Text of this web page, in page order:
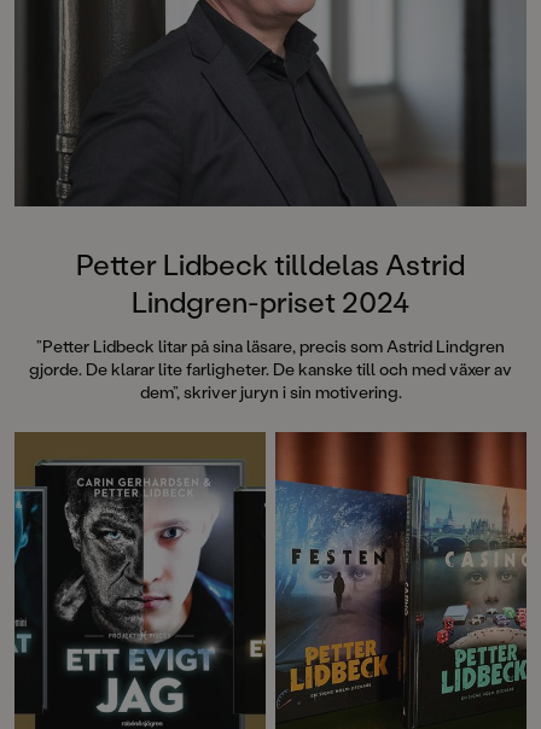
Petter Lidbeck tilldelas Astrid
Lindgren-priset 2024
”Petter Lidbeck litar på sina läsare, precis som Astrid Lindgren
gjorde. De klarar lite farligheter. De kanske till och med växer av
dem”, skriver juryn i sin motivering.